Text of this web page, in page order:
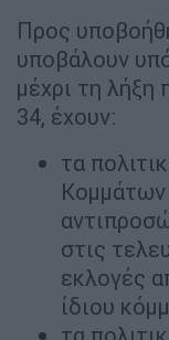
Προς
υποβάλουν
μέχρι τη λήξη
34, έχουν:
τα
Κομμάτων
στις
εκλογές
ίδιου